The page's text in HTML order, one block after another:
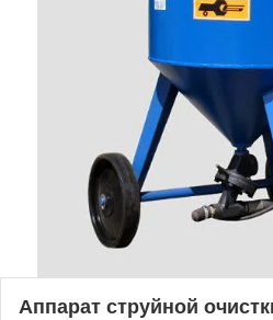
Аппарат струйной